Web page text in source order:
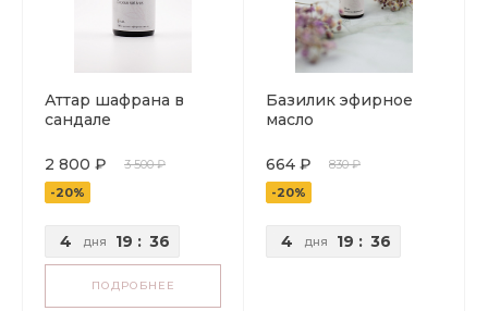
Аттар шафрана в
сандале
2 800 ₽
3 500 ₽
-20%
4 дня 19 : 36
ПОДРОБНЕЕ
Базилик эфирное
масло
664 ₽
830 ₽
-20%
4 дня 19 : 36